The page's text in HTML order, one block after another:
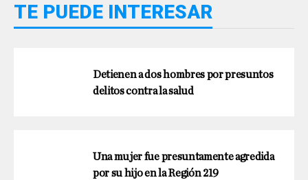
TE PUEDE INTERESAR
Detienen a dos hombres por presuntos
delitos contra la salud
Una mujer fue presuntamente agredida
por su hijo en la Región 219